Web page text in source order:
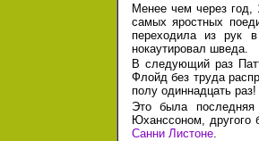
Менее чем через год,
самых яростных
переходила из рук
нокаутировал шведа.
В следующий раз
Флойд без труда
полу одиннадцать раз!
Это была
Юханссоном, другого
Санни Листоне